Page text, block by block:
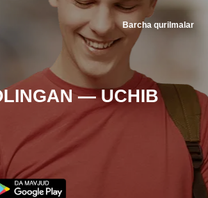
— UCHIB
Barcha qurilmalar